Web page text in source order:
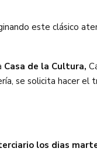
este clásico
Casa de la Cultura,
se solicita hacer el
los dias